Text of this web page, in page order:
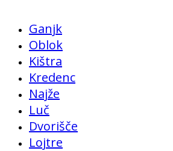
Ganjk
Oblok
Kištra
Kredenc
Najže
Luč
Dvorišče
Lojtre